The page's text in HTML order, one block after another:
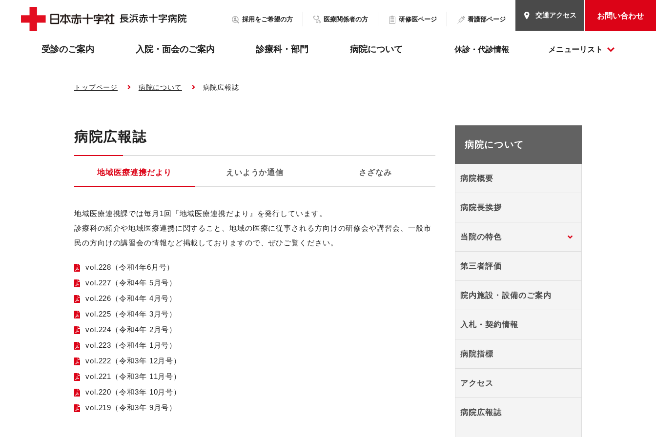
採用をご希望の方 医療関係者の方 研修医ページ 看護部ページ
交通アクセス お問い合わせ
受診のご案内 入院・面会のご案内 診療科・部門 病院について 休診・代診情報 メニューリスト
トップページ 病院について 病院広報誌
病院広報誌
地域医療連携だより えいようか通信 さざなみ
地域医療連携課では毎月1回『地域医療連携だより』を発行しています。
診療科の紹介や地域医療連携に関すること、地域の医療に従事される方向けの研修会や講習会、一般市
民の方向けの講習会の情報など掲載しておりますので、ぜひご覧ください。
vol.228（令和4年6月号）
vol.227（令和4年 5月号）
vol.226（令和4年 4月号）
vol.225（令和4年 3月号）
vol.224（令和4年 2月号）
vol.223（令和4年 1月号）
vol.222（令和3年 12月号）
vol.221（令和3年 11月号）
vol.220（令和3年 10月号）
vol.219（令和3年 9月号）
病院について
病院概要
病院長挨拶
当院の特色
第三者評価
院内施設・設備のご案内
入札・契約情報
病院指標
アクセス
病院広報誌